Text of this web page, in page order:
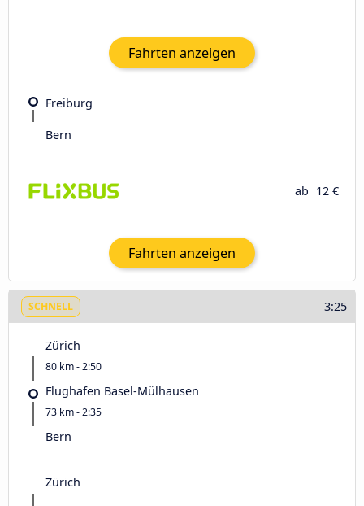
Fahrten anzeigen
Freiburg
Bern
ab 12 €
Fahrten anzeigen
SCHNELL 3:25
Zürich
80 km - 2:50
Flughafen Basel-Mülhausen
73 km - 2:35
Bern
Zürich